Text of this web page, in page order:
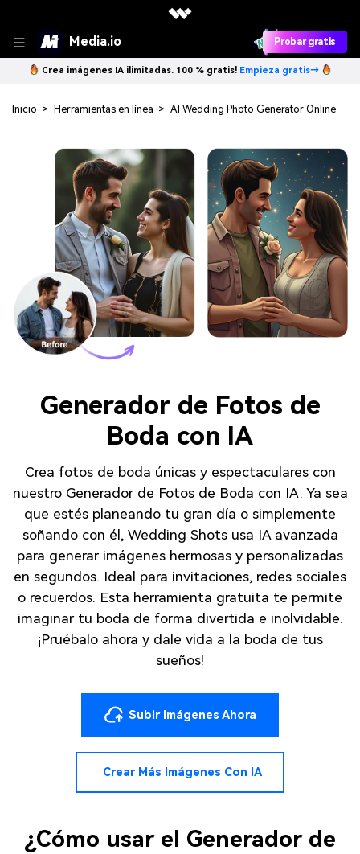
Media.io Probar gratis
Crea imágenes IA ilimitadas. 100 % gratis! Empieza gratis→
Inicio > Herramientas en línea > AI Wedding Photo Generator Online
Generador de Fotos de
Boda con IA
Crea fotos de boda únicas y espectaculares con
nuestro Generador de Fotos de Boda con IA. Ya sea
que estés planeando tu gran día o simplemente
soñando con él, Wedding Shots usa IA avanzada
para generar imágenes hermosas y personalizadas
en segundos. Ideal para invitaciones, redes sociales
o recuerdos. Esta herramienta gratuita te permite
imaginar tu boda de forma divertida e inolvidable.
¡Pruébalo ahora y dale vida a la boda de tus
sueños!
Subir Imágenes Ahora
Crear Más Imágenes Con IA
¿Cómo usar el Generador de